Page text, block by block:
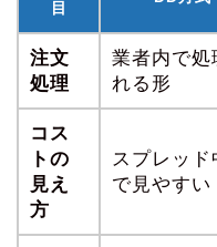
目
注文
処理
業者内で処
れる形
コス
トの
見え
方
スプレッド
で見やすい